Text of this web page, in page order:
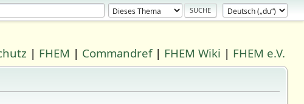
| FHEM | Commandref| FHEM Wiki | FHEM e.V.